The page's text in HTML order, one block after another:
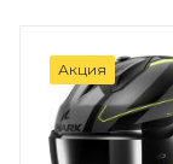
Акция